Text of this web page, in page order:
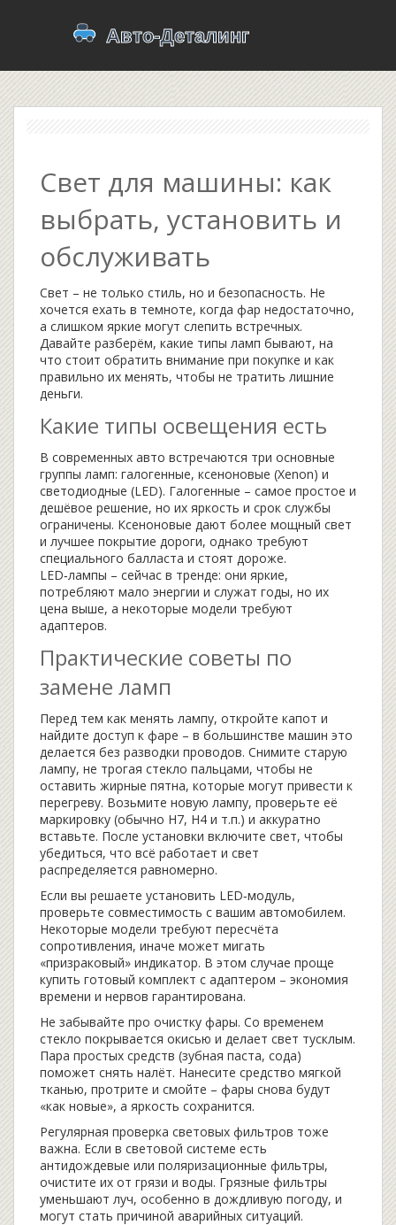
Свет для машины: как
выбрать, установить и
обслуживать
Свет – не только стиль, но и безопасность. Не
хочется ехать в темноте, когда фар недостаточно,
а слишком яркие могут слепить встречных.
Давайте разберём, какие типы ламп бывают, на
что стоит обратить внимание при покупке и как
правильно их менять, чтобы не тратить лишние
деньги.
Какие типы освещения есть
В современных авто встречаются три основные
группы ламп: галогенные, ксеноновые (Xenon) и
светодиодные (LED). Галогенные – самое простое и
дешёвое решение, но их яркость и срок службы
ограничены. Ксеноновые дают более мощный свет
и лучшее покрытие дороги, однако требуют
специального балласта и стоят дороже.
LED‑лампы – сейчас в тренде: они яркие,
потребляют мало энергии и служат годы, но их
цена выше, а некоторые модели требуют
адаптеров.
Практические советы по
замене ламп
Перед тем как менять лампу, откройте капот и
найдите доступ к фаре – в большинстве машин это
делается без разводки проводов. Снимите старую
лампу, не трогая стекло пальцами, чтобы не
оставить жирные пятна, которые могут привести к
перегреву. Возьмите новую лампу, проверьте её
маркировку (обычно H7, H4 и т.п.) и аккуратно
вставьте. После установки включите свет, чтобы
убедиться, что всё работает и свет
распределяется равномерно.
Если вы решаете установить LED‑модуль,
проверьте совместимость с вашим автомобилем.
Некоторые модели требуют пересчёта
сопротивления, иначе может мигать
«призраковый» индикатор. В этом случае проще
купить готовый комплект с адаптером – экономия
времени и нервов гарантирована.
Не забывайте про очистку фары. Со временем
стекло покрывается окисью и делает свет тусклым.
Пара простых средств (зубная паста, сода)
поможет снять налёт. Нанесите средство мягкой
тканью, протрите и смойте – фары снова будут
«как новые», а яркость сохранится.
Регулярная проверка световых фильтров тоже
важна. Если в световой системе есть
антидождевые или поляризационные фильтры,
очистите их от грязи и воды. Грязные фильтры
уменьшают луч, особенно в дождливую погоду, и
могут стать причиной аварийных ситуаций.